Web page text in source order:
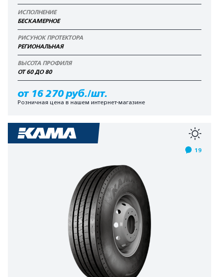
ИСПОЛНЕНИЕ
БЕСКАМЕРНОЕ
РИСУНОК ПРОТЕКТОРА
РЕГИОНАЛЬНАЯ
ВЫСОТА ПРОФИЛЯ
ОТ 60 ДО 80
от 16 270 руб./шт.
Розничная цена в нашем интернет-магазине
19